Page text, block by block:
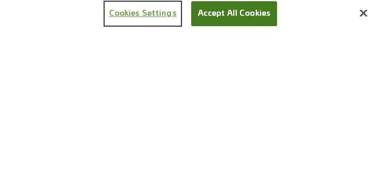
Cookies Settings Accept All Cookies